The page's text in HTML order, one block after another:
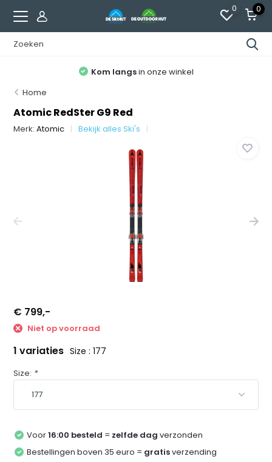
0 0
Kom langsin onze winkel
Home
Atomic RedSter G9 Red
Merk:Atomic Bekijk alles Ski's
€ 799,-
Niet op voorraad
1 variaties Size : 177
Size: *
Voor16:00 besteld = zelfde dag verzonden
Bestellingen boven 35 euro = gratisverzending